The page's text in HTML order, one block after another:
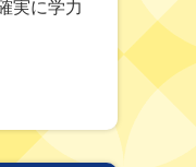
実に学力